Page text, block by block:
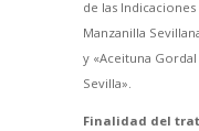
de las
Manzanilla
y «Aceituna
Sevilla».
Finalidad del